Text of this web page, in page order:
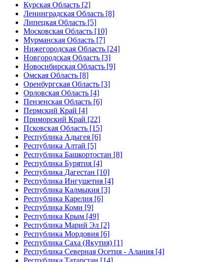
Курская Область [2]
Ленинградская Область [8]
Липецкая Область [5]
Московская Область [10]
Мурманская Область [7]
Нижегородская Область [24]
Новгородская Область [3]
Новосибирская Область [9]
Омская Область [8]
Оренбургская Область [3]
Орловская Область [4]
Пензенская Область [6]
Пермский Край [4]
Приморский Край [22]
Псковская Область [15]
Республика Адыгея [6]
Республика Алтай [5]
Республика Башкортостан [8]
Республика Бурятия [4]
Республика Дагестан [10]
Республика Ингушетия [4]
Республика Калмыкия [3]
Республика Карелия [6]
Республика Коми [9]
Республика Крым [49]
Республика Марий Эл [2]
Республика Мордовия [6]
Республика Саха (Якутия) [1]
Республика Северная Осетия - Алания [4]
Республика Татарстан [14]